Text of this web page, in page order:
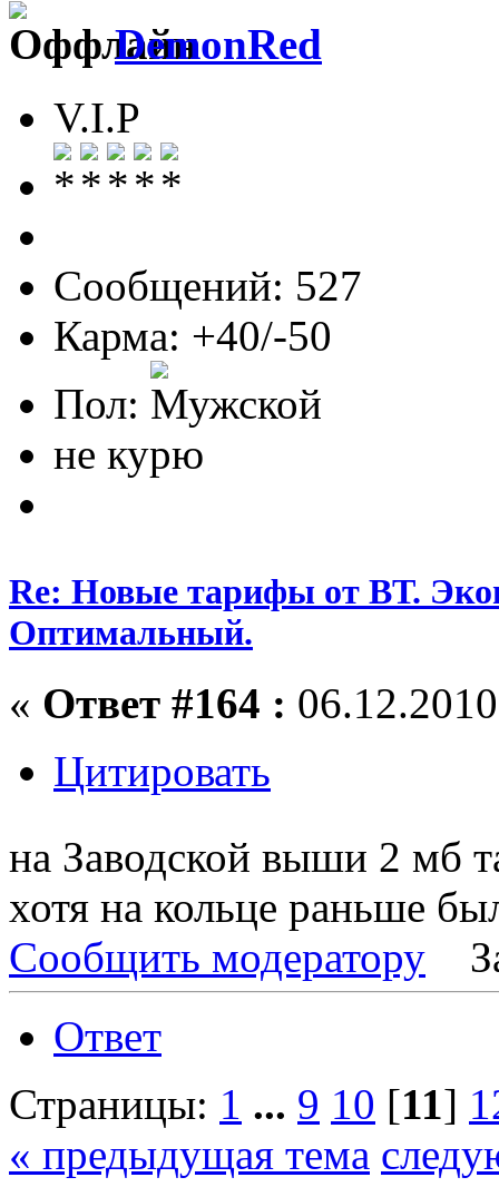
DemonRed
V.I.P
Сообщений: 527
Карма: +40/-50
Пол:
не курю
Re: Новые тарифы от ВТ.
Оптимальный.
« Ответ #164 :
Цитировать
на Заводской выши 2 мб
хотя на кольце раньше
Сообщить модератору
Ответ
Страницы: 1 ... 9 10 [11]
« предыдущая тема